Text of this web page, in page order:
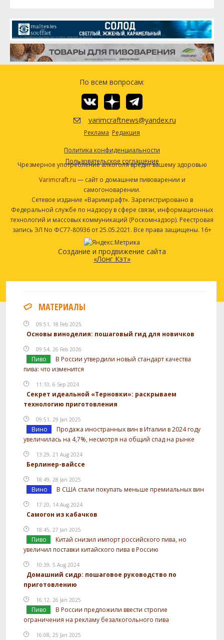
По всем вопросам:
varimcraftnews@yandex.ru
Реклама Редакция
Политика конфиденциальности
Пользовательское соглашение
Чрезмерное употребление алкоголя вредит вашему здоровью
Varimcraft.ru — сайт о домашнем пивоварении и
самогоноварении.
Сетевое издание «Варимкрафт». Зарегистрировано в
Федеральной службе по надзору в сфере связи, информационных
технологий и массовых коммуникаций (Роскомнадзор). Реестровая
запись ЭЛ No ФС77-80936 от 25.05.2021. Все права защищены. 16+
Создание и продвижение сайта
«Лонг Кэт»
МАТЕРИАЛЫ
09:51, 18 Feb 2025
Основы виноделия: пошаговый гид для новичков
09:54, 26 Feb 2026
Пиво
В России утвердили новый стандарт качества
пива: что изменится
11:10, 6 Sep 2024
Секрет идеальной «Терновки»: раскрываем
технологию приготовления
09:51, 29 Jan 2025
Вино
Продажа иностранных вин в Италии в 2024 году
увеличилась на 4,7%, несмотря на общий спад на рынке
13:29, 21 Aug 2024
Берлинер-вайссе
18:49, 28 Jan 2025
Вино В США стали покупать меньше премиальных вин
17:20, 14 Aug 2024
Самогон из кабачков
18:45, 27 Jan 2025
Пиво
Китай снизил импорт российского пива, но
увеличил поставки китайского пива в Россию
10:39, 5 Aug 2024
Домашний сидр: пошаговое руководство по
приготовлению
16:12, 26 Jan 2025
Пиво
В России предложили ввести строгие
ограничения на рекламу безалкогольного пива
16:08, 25 Jan 2025